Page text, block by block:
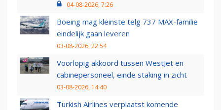
04-08-2026, 7:26
Boeing mag kleinste telg 737 MAX-familie
eindelijk gaan leveren
03-08-2026, 22:54
Voorlopig akkoord tussen WestJet en
cabinepersoneel, einde staking in zicht
03-08-2026, 14:40
Turkish Airlines verplaatst komende